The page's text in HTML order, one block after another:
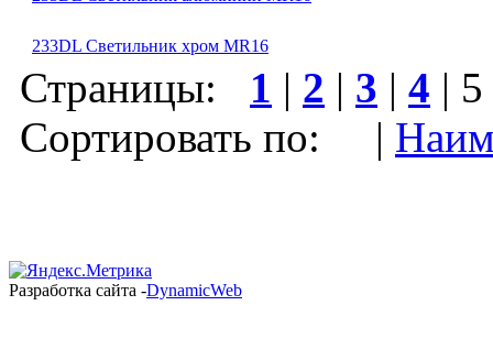
233DL Светильник хром MR16
Страницы: 1 | 2 | 3 | 4 | 5
Сортировать по: |
Разработка сайта -DynamicWeb